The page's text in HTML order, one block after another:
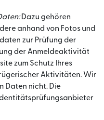
Dazu gehören
anhand von Fotos und
zur Prüfung der
der Anmeldeaktivität
zum Schutz Ihres
Aktivitäten. Wir
Daten nicht. Die